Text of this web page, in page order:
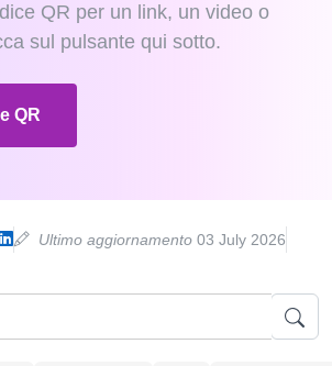
QR per un link, un video o
sul pulsante qui sotto.
QR
Ultimo aggiornamento 03 July 2026